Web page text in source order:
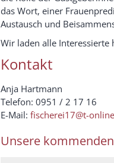
das Wort, einer
Austausch und
Wir laden alle Interessierte
Kontakt
Anja Hartmann
Telefon: 0951 / 2 17 16
E-Mail: fischerei17@t-
Unsere